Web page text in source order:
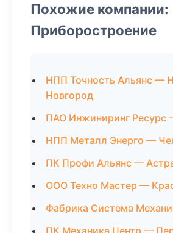
Похожие компании:
Приборостроение
НПП Точность Альянс —
Новгород
ПАО Инжиниринг Ресурс
НПП Металл Энерго —
ПК Профи Альянс —
ООО Техно Мастер —
Фабрика Система
ПК Механика Центр —